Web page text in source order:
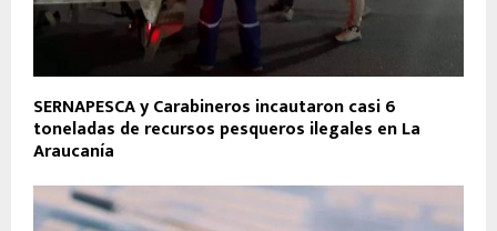
SERNAPESCA y Carabineros incautaron casi 6
toneladas de recursos pesqueros ilegales en La
Araucanía